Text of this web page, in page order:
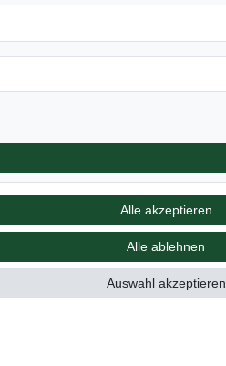
Vertrag widerrufen
Alle akzeptieren
Alle ablehnen
Auswahl akzeptieren